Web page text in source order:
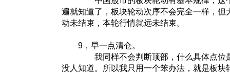
遍就知道了，板块轮动次序不会完全一样，但
动未结束，本轮行情就远未结束。
9，早一点清仓。
我同样不会判断顶部，什么具体点位是
没人知道。所以我只用一个笨办法，就是板块